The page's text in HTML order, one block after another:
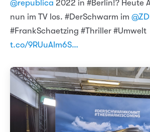
@republica 2022 in #Berlin!? Heute
nun im TV los. #DerSchwarm im
#FrankSchaetzing #Thriller #Umwelt
t.co/9RUuAIm6S…